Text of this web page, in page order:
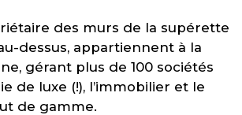
des murs de la supérette
dessus, appartiennent à la
gérant plus de 100 sociétés
de luxe (!), l’immobilier et le
de gamme.